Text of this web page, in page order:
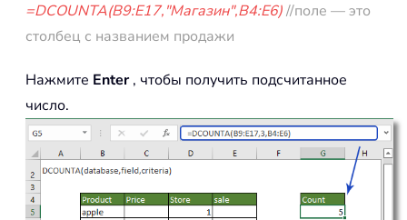
=DCOUNTA(B9:E17,"Магазин",B4:E6)//поле — это
столбец с названием продажи
Нажмите Enter, чтобы получить подсчитанное
число.